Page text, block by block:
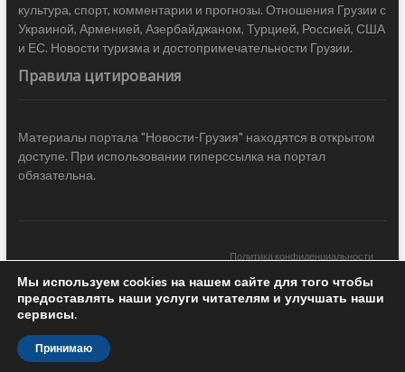
культура, спорт, комментарии и прогнозы. Отношения Грузии с
Украиной, Арменией, Азербайджаном, Турцией, Россией, США
и ЕС. Новости туризма и достопримечательности Грузии.
Правила цитирования
Материалы портала "Новости-Грузия" находятся в открытом
доступе. При использовании гиперссылка на портал
обязательна.
Политика конфиденциальности
Новости Грузии | Black Sea Press LTD © 2020 All Rights Reserved /
Design & development —
Мы используем cookies на нашем сайте для того чтобы
предоставлять наши услуги читателям и улучшать наши
сервисы.
Принимаю